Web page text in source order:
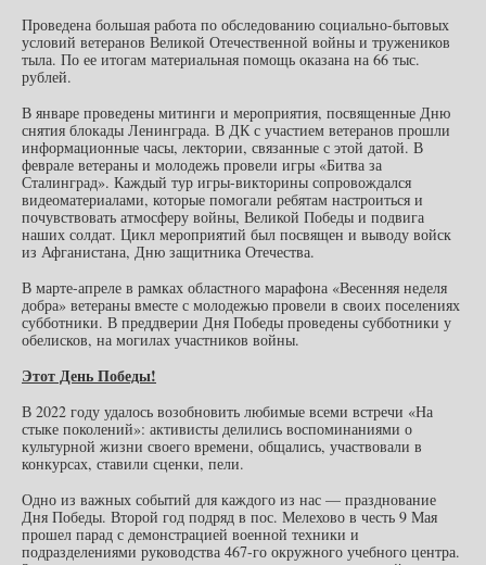
Проведена большая работа по обследованию социально-бытовых
условий ветеранов Великой Отечественной войны и тружеников
тыла. По ее итогам материальная помощь оказана на 66 тыс.
рублей.
В январе проведены митинги и мероприятия, посвященные Дню
снятия блокады Ленинграда. В ДК с участием ветеранов прошли
информационные часы, лектории, связанные с этой датой. В
феврале ветераны и молодежь провели игры «Битва за
Сталинград». Каждый тур игры-викторины сопровождался
видеоматериалами, которые помогали ребятам настроиться и
почувствовать атмосферу войны, Великой Победы и подвига
наших солдат. Цикл мероприятий был посвящен и выводу войск
из Афганистана, Дню защитника Отечества.
В марте-апреле в рамках областного марафона «Весенняя неделя
добра» ветераны вместе с молодежью провели в своих поселениях
субботники. В преддверии Дня Победы проведены субботники у
обелисков, на могилах участников войны.
Этот День Победы!
В 2022 году удалось возобновить любимые всеми встречи «На
стыке поколений»: активисты делились воспоминаниями о
культурной жизни своего времени, общались, участвовали в
конкурсах, ставили сценки, пели.
Одно из важных событий для каждого из нас — празднование
Дня Победы. Второй год подряд в пос. Мелехово в честь 9 Мая
прошел парад с демонстрацией военной техники и
подразделениями руководства 467-го окружного учебного центра.